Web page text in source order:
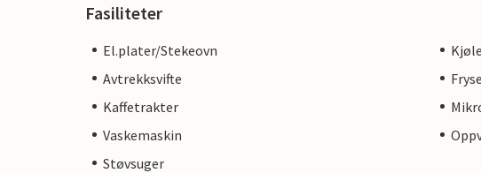
Fasiliteter
El.plater/Stekeovn
Avtrekksvifte
Kaffetrakter
Vaskemaskin
Støvsuger